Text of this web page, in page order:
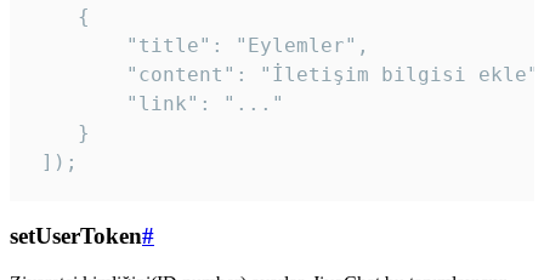
    {
        "title": "Eylemler",
"content": "İletişim bilgisi
        "link": "..."
    }
]);
setUserToken#